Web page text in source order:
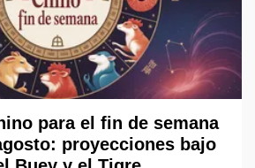
para el fin de semana
proyecciones bajo